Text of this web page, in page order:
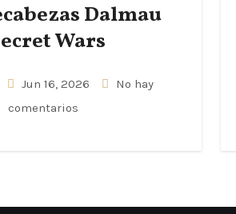
Dalmau
Wars
Jun 16, 2026
No hay
comentarios